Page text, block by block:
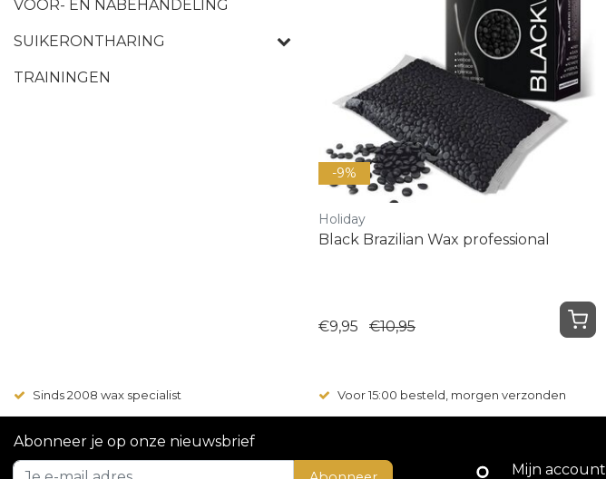
VOOR- EN NABEHANDELING
SUIKERONTHARING
TRAININGEN
-9%
Holiday
Black Brazilian Wax professional
€9,95 €10,95
Sinds 2008 wax specialist Voor 15:00 besteld, morgen verzonden
Abonneer je op onze nieuwsbrief
Mijn account